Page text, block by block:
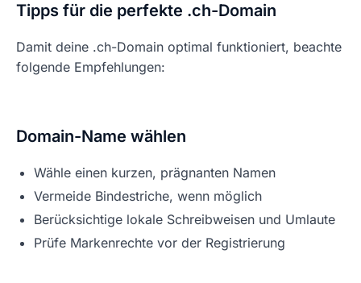
Tipps für die perfekte .ch-Domain
Damit deine .ch-Domain optimal funktioniert, beachte
folgende Empfehlungen:
Domain-Name wählen
Wähle einen kurzen, prägnanten Namen
Vermeide Bindestriche, wenn möglich
Berücksichtige lokale Schreibweisen und Umlaute
Prüfe Markenrechte vor der Registrierung